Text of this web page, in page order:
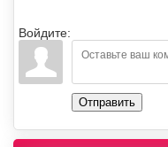
Войдите:
Отправить